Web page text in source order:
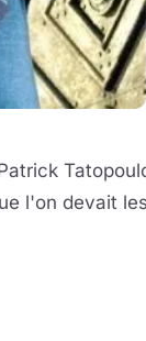
l'on devait